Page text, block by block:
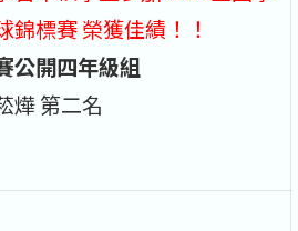
錦標賽 榮獲佳績！！
公開四年級組
燁 第二名